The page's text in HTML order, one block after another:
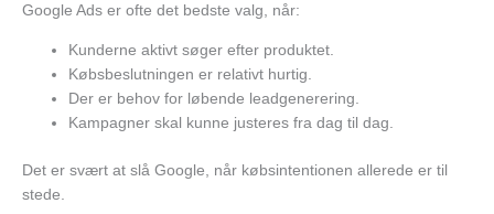
Google Ads er ofte det bedste valg, når:
Kunderne aktivt søger efter produktet.
Købsbeslutningen er relativt hurtig.
Der er behov for løbende leadgenerering.
Kampagner skal kunne justeres fra dag til dag.
Det er svært at slå Google, når købsintentionen allerede er til
stede.